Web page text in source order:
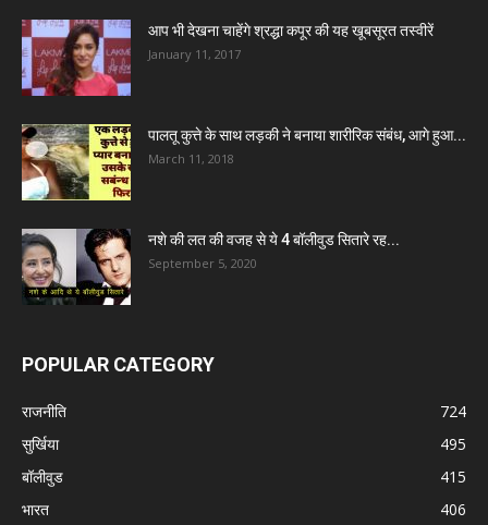
आप भी देखना चाहेंगे श्रद्धा कपूर की यह खूबसूरत तस्वीरें
January 11, 2017
पालतू कुत्ते के साथ लड़की ने बनाया शारीरिक संबंध, आगे हुआ...
March 11, 2018
नशे की लत की वजह से ये 4 बॉलीवुड सितारे रह...
September 5, 2020
POPULAR CATEGORY
राजनीति
724
सुर्खिया
495
बॉलीवुड
415
भारत
406